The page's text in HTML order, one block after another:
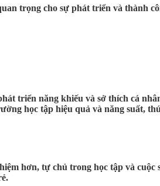
trọng cho sự phát triển và thành
triển năng khiếu và sở thích cá
học tập hiệu quả và năng suất,
hơn, tự chủ trong học tập và cuộc